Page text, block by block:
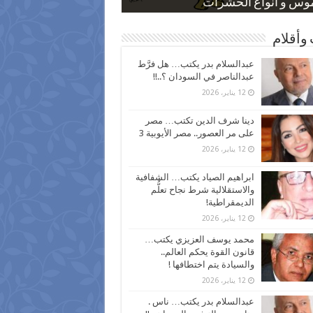
و أنواع الحشرات
بعد ارتفاع الأسعار
نسبة الطلاق في مصر
كاركاتيرية
كاركاتيرية
وأقلام
عبدالسلام بدر يكتب… هل فرَّط
عبدالناصر في السودان ؟..!!
12 يناير، 2026
دينا شرف الدين تكتب… مصر
على مر العصور.. مصر الأيوبية 3
12 يناير، 2026
ابراهيم الصياد يكتب… الشفافية
والاستقلالية شرط نجاح تعلُّم
الديمقراطية!
12 يناير، 2026
محمد يوسف العزيزي يكتب…
قانون القوة يحكم العالم..
والسيادة يتم اختطافها !
12 يناير، 2026
عبدالسلام بدر يكتب… ناس .